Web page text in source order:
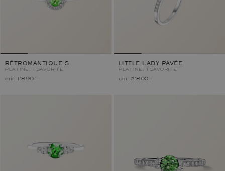
RÉTROMANTIQUE S
PLATINE, TSAVORITE
chf 1'890.–
LITTLE LADY PAVÉE
PLATINE, TSAVORITE
chf 2'800.–